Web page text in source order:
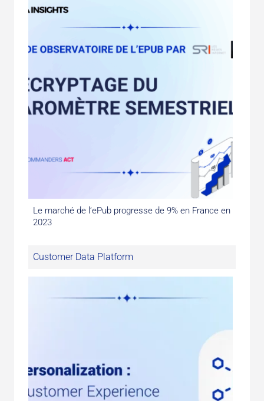
Le marché de l’ePub progresse de 9% en France en
2023
Customer Data Platform